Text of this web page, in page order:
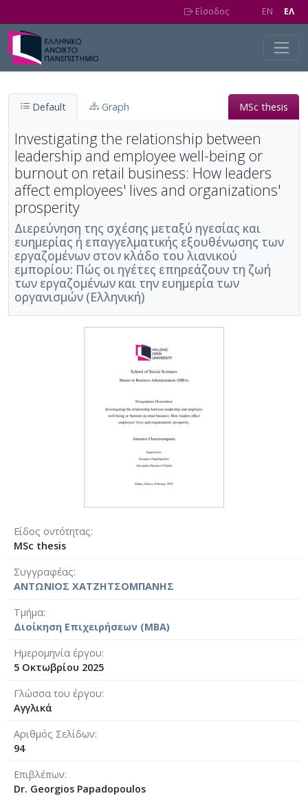
Είσοδος EN EΛ
Default Graph MSc thesis
Investigating the relationship between
leadership and employee well-being or
burnout on retail business: How leaders
affect employees' lives and organizations'
prosperity
Διερεύνηση της σχέσης μεταξύ ηγεσίας και
ευημερίας ή επαγγελματικής εξουθένωσης των
εργαζομένων στον κλάδο του λιανικού
εμπορίου: Πώς οι ηγέτες επηρεάζουν τη ζωή
των εργαζομένων και την ευημερία των
οργανισμών (Ελληνική)
Είδος οντότητας
MSc thesis
Συγγραφέας
ΑΝΤΩΝΙΟΣ ΧΑΤΖΗΤΣΟΜΠΑΝΗΣ
Τμήμα
Διοίκηση Επιχειρήσεων (MBA)
Ημερομηνία έργου
5 Οκτωβρίου 2025
Γλώσσα του έργου
Αγγλικά
Αριθμός Σελίδων
94
Επιβλέπων
Dr. Georgios Papadopoulos